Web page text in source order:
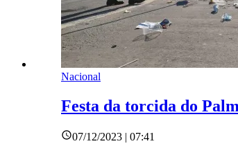
Nacional
Festa da torcida do
07/12/2023 | 07:41